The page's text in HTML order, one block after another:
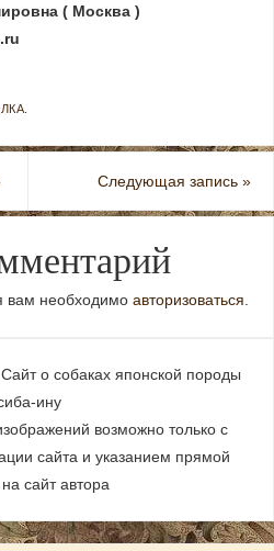
( Москва )
Следующая запись »
вам необходимоавторизоваться.
о собаках японской породы
ину
возможно только с
сайта и указанием прямой
сайт автора